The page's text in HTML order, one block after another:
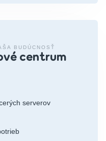
BUDÚCNOSŤ
centrum
serverov